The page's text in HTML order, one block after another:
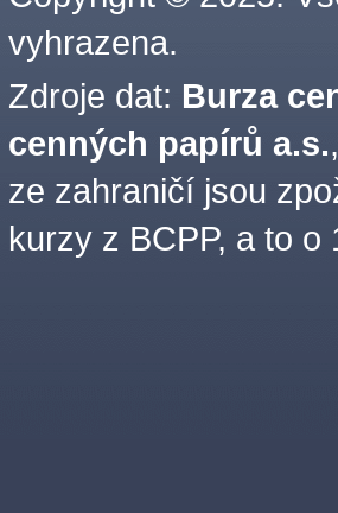
vyhrazena.
Zdroje dat: Burza
cenných papírů a.s.,
ze zahraničí jsou
kurzy z BCPP, a to o